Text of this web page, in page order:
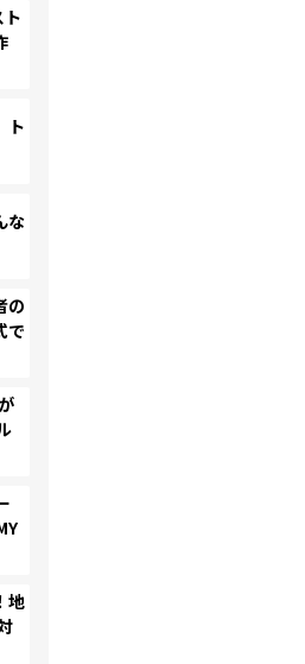
ト
な
の
で
地